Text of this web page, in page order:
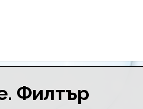
Филтър